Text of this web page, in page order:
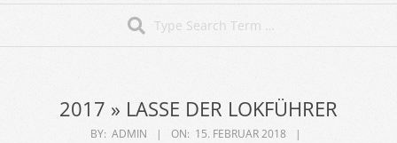
2017 » LASSE DER LOKFÜHRER
BY: ADMIN ON: 15. FEBRUAR 2018